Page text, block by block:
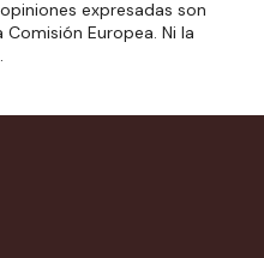
expresadas son
Europea. Ni la